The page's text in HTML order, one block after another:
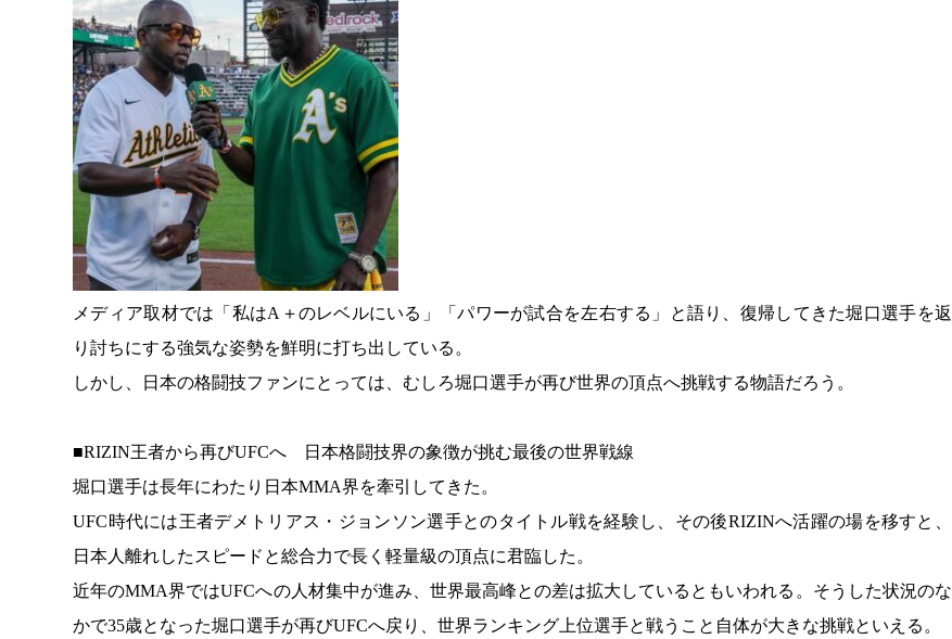
メディア取材では「私はA＋のレベルにいる」「パワーが試合を左右する」と語り、復帰してきた堀口選手を返
り討ちにする強気な姿勢を鮮明に打ち出している。
しかし、日本の格闘技ファンにとっては、むしろ堀口選手が再び世界の頂点へ挑戦する物語だろう。
■RIZIN王者から再びUFCへ 日本格闘技界の象徴が挑む最後の世界戦線
堀口選手は長年にわたり日本MMA界を牽引してきた。
UFC時代には王者デメトリアス・ジョンソン選手とのタイトル戦を経験し、その後RIZINへ活躍の場を移すと、
日本人離れしたスピードと総合力で長く軽量級の頂点に君臨した。
近年のMMA界ではUFCへの人材集中が進み、世界最高峰との差は拡大しているともいわれる。そうした状況のな
かで35歳となった堀口選手が再びUFCへ戻り、世界ランキング上位選手と戦うこと自体が大きな挑戦といえる。